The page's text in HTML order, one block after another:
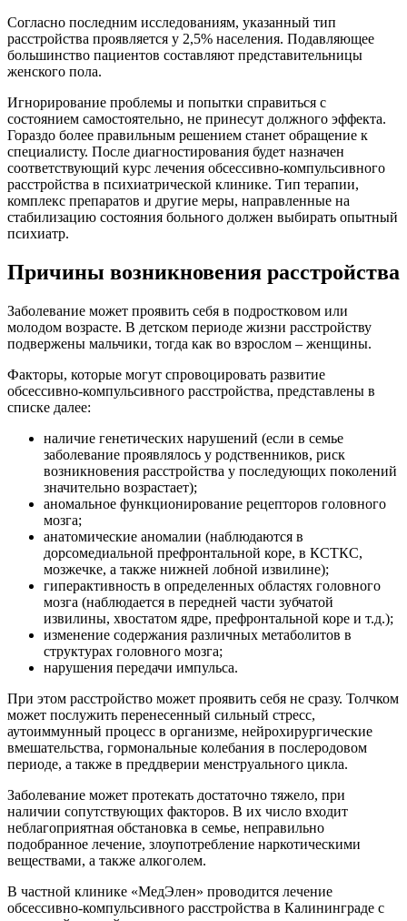
Согласно последним исследованиям, указанный тип
расстройства проявляется у 2,5% населения. Подавляющее
большинство пациентов составляют представительницы
женского пола.
Игнорирование проблемы и попытки справиться с
состоянием самостоятельно, не принесут должного эффекта.
Гораздо более правильным решением станет обращение к
специалисту. После диагностирования будет назначен
соответствующий курс лечения обсессивно-компульсивного
расстройства в психиатрической клинике. Тип терапии,
комплекс препаратов и другие меры, направленные на
стабилизацию состояния больного должен выбирать опытный
психиатр.
Причины возникновения расстройства
Заболевание может проявить себя в подростковом или
молодом возрасте. В детском периоде жизни расстройству
подвержены мальчики, тогда как во взрослом – женщины.
Факторы, которые могут спровоцировать развитие
обсессивно-компульсивного расстройства, представлены в
списке далее:
наличие генетических нарушений (если в семье
заболевание проявлялось у родственников, риск
возникновения расстройства у последующих поколений
значительно возрастает);
аномальное функционирование рецепторов головного
мозга;
анатомические аномалии (наблюдаются в
дорсомедиальной префронтальной коре, в КСТКС,
мозжечке, а также нижней лобной извилине);
гиперактивность в определенных областях головного
мозга (наблюдается в передней части зубчатой
извилины, хвостатом ядре, префронтальной коре и т.д.);
изменение содержания различных метаболитов в
структурах головного мозга;
нарушения передачи импульса.
При этом расстройство может проявить себя не сразу. Толчком
может послужить перенесенный сильный стресс,
аутоиммунный процесс в организме, нейрохирургические
вмешательства, гормональные колебания в послеродовом
периоде, а также в преддверии менструального цикла.
Заболевание может протекать достаточно тяжело, при
наличии сопутствующих факторов. В их число входит
неблагоприятная обстановка в семье, неправильно
подобранное лечение, злоупотребление наркотическими
веществами, а также алкоголем.
В частной клинике «МедЭлен» проводится лечение
обсессивно-компульсивного расстройства в Калининграде с